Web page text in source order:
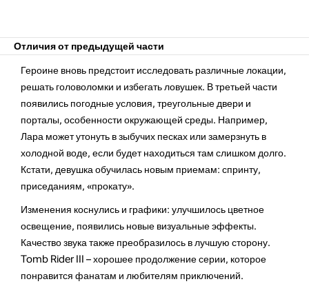
Отличия от предыдущей части
Героине вновь предстоит исследовать различные локации,
решать головоломки и избегать ловушек. В третьей части
появились погодные условия, треугольные двери и
порталы, особенности окружающей среды. Например,
Лара может утонуть в зыбучих песках или замерзнуть в
холодной воде, если будет находиться там слишком долго.
Кстати, девушка обучилась новым приемам: спринту,
приседаниям, «прокату».
Изменения коснулись и графики: улучшилось цветное
освещение, появились новые визуальные эффекты.
Качество звука также преобразилось в лучшую сторону.
Tomb Rider III – хорошее продолжение серии, которое
понравится фанатам и любителям приключений.